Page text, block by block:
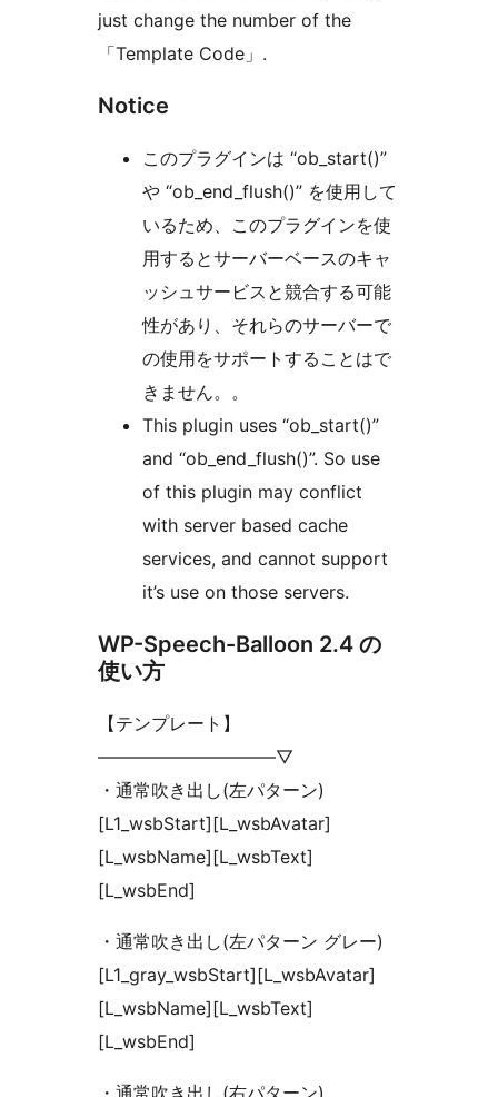
just change the number of the
「Template Code」.
Notice
このプラグインは “ob_start()”
や “ob_end_flush()” を使用して
いるため、このプラグインを使
用するとサーバーベースのキャ
ッシュサービスと競合する可能
性があり、それらのサーバーで
の使用をサポートすることはで
きません。。
This plugin uses “ob_start()”
and “ob_end_flush()”. So use
of this plugin may conflict
with server based cache
services, and cannot support
it’s use on those servers.
WP-Speech-Balloon 2.4 の
使い方
【テンプレート】
——————————▽
・通常吹き出し(左パターン)
[L1_wsbStart][L_wsbAvatar]
[L_wsbName][L_wsbText]
[L_wsbEnd]
・通常吹き出し(左パターン グレー)
[L1_gray_wsbStart][L_wsbAvatar]
[L_wsbName][L_wsbText]
[L_wsbEnd]